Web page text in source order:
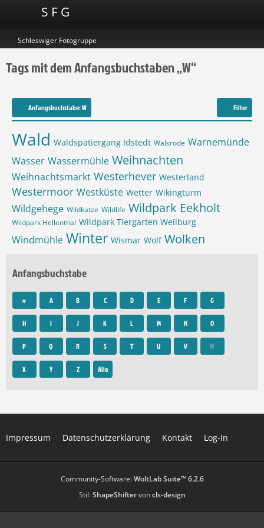
S F G
Schleswiger Fotogruppe
Tags mit dem Anfangsbuchstaben „W“
Anfangsbuchstabe: W Filter
Wald Waldspatiergang Idstedt Walsrode Warnemünde
Wasser Wassermühle Weihnachten
Weihnachtsmarkt Westerhever Westerland
Westermoor Westküste Wetter Wikingturm
Wildgehege Wildkatze Wildlife Wildpark Eekholt
Wildpark Hellenthal Wildpark Tiergarten Weilburg
Windmühle Winter Wismar Wolf Wolken
Anfangsbuchstabe
# A B C D E F G
H I J K L M N O
P Q R S T U V W
X Y Z Alle
Impressum Datenschutzerklärung Kontakt Log-In
Community-Software:WoltLab Suite™ 6.2.6
Stil:ShapeShiftervoncls-design